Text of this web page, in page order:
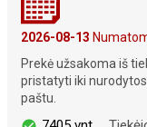
2026-08-13
Prekė užsakoma iš
pristatyti iki
paštu.